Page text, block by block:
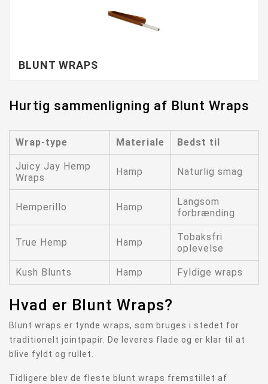
BLUNT WRAPS
Hurtig sammenligning af Blunt Wraps
Wrap-type Materiale Bedst til
Juicy Jay Hemp
Wraps
Hamp Naturlig smag
Hemperillo Hamp
Langsom
forbrænding
True Hemp Hamp
Tobaksfri
oplevelse
Kush Blunts Hamp Fyldige wraps
Hvad er Blunt Wraps?
Blunt wraps er tynde wraps, som bruges i stedet for
traditionelt jointpapir. De leveres flade og er klar til at
blive fyldt og rullet.
Tidligere blev de fleste blunt wraps fremstillet af